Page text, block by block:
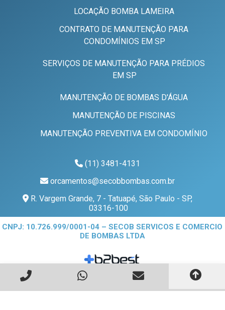
LOCAÇÃO BOMBA LAMEIRA
CONTRATO DE MANUTENÇÃO PARA
CONDOMÍNIOS EM SP
SERVIÇOS DE MANUTENÇÃO PARA PRÉDIOS
EM SP
MANUTENÇÃO DE BOMBAS D'ÁGUA
MANUTENÇÃO DE PISCINAS
MANUTENÇÃO PREVENTIVA EM CONDOMÍNIO
(11) 3481-4131
orcamentos@secobbombas.com.br
R. Vargem Grande, 7 - Tatuapé, São Paulo - SP,
03316-100
CNPJ: 10.726.999/0001-04 – SECOB SERVICOS E COMERCIO
DE BOMBAS LTDA